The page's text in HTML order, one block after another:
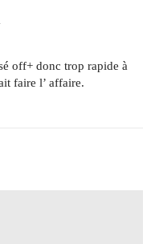
off+ donc trop rapide à
faire l’ affaire.